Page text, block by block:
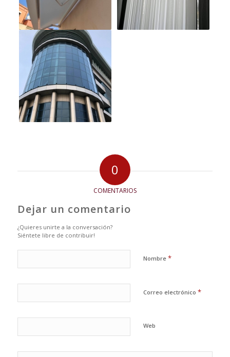
0
COMENTARIOS
Dejar un comentario
¿Quieres unirte a la conversación?
Siéntete libre de contribuir!
Nombre *
Correo electrónico *
Web